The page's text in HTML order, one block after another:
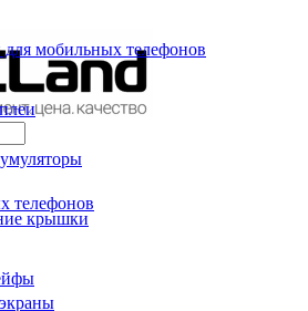
телефонов
для мобильных телефонов
крышки